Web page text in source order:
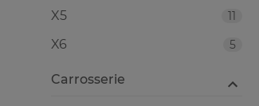
11
X5
5
X6
Carrosserie